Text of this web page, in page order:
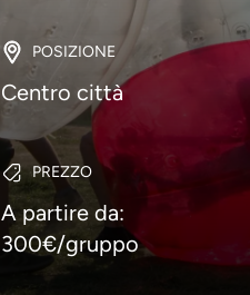
POSIZIONE
Centro città
PREZZO
A partire da:
300€/gruppo